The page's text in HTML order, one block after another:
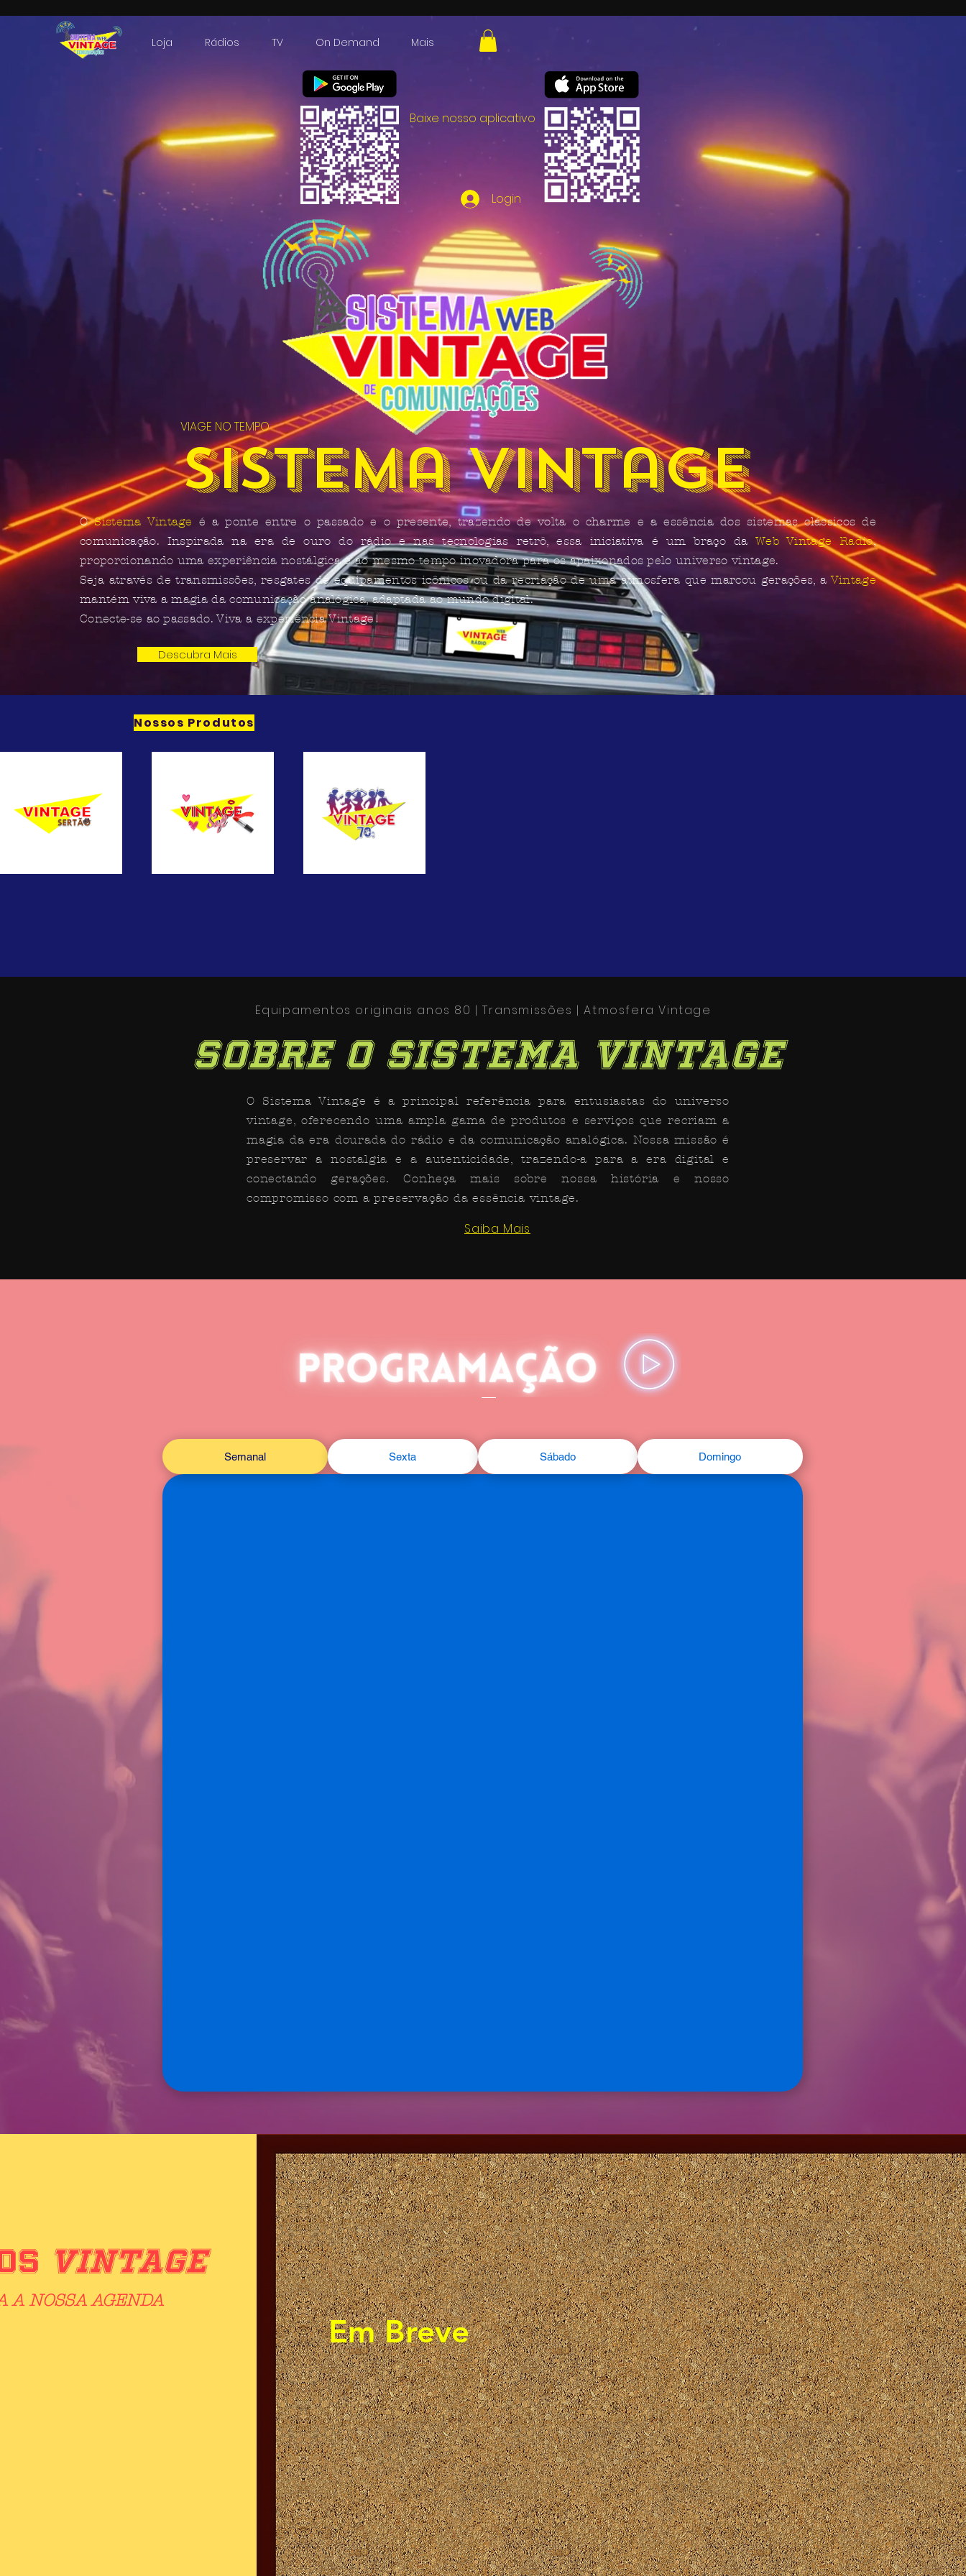
Loja Rádios TV On Demand Mais
Baixe nosso aplicativo
VIAGE NO TEMPO
Sistema Vintage
Login
OSistema Vintage é a ponte entre o passado e o presente, trazendo de volta o charme e a essência dos sistemas clássicos de
comunicação. Inspirada na era de ouro do rádio e nas tecnologias retrô, essa iniciativa é um braço daWeb Vintage Radio,
proporcionando uma experiência nostálgica e ao mesmo tempo inovadora para os apaixonados pelo universo vintage.
Seja através de transmissões, resgates de equipamentos icônicos ou da recriação de uma atmosfera que marcou gerações, aVintage
mantém viva a magia da comunicação analógica, adaptada ao mundo digital.
Conecte-se ao passado. Viva a experiência Vintage!
Descubra Mais
Nossos Produtos
Equipamentos originais anos 80 | Transmissões | Atmosfera Vintage
Sobre o Sistema Vintage
O Sistema Vintage é a principal referência para entusiastas do universo
vintage, oferecendo uma ampla gama de produtos e serviços que recriam a
magia da era dourada do rádio e da comunicação analógica. Nossa missão é
preservar a nostalgia e a autenticidade, trazendo-a para a era digital e
conectando gerações. Conheça mais sobre nossa história e nosso
compromisso com a preservação da essência vintage.
Saiba Mais
Semanal Sexta Sábado Domingo
Vintage
A NOSSA AGENDA
Em Breve